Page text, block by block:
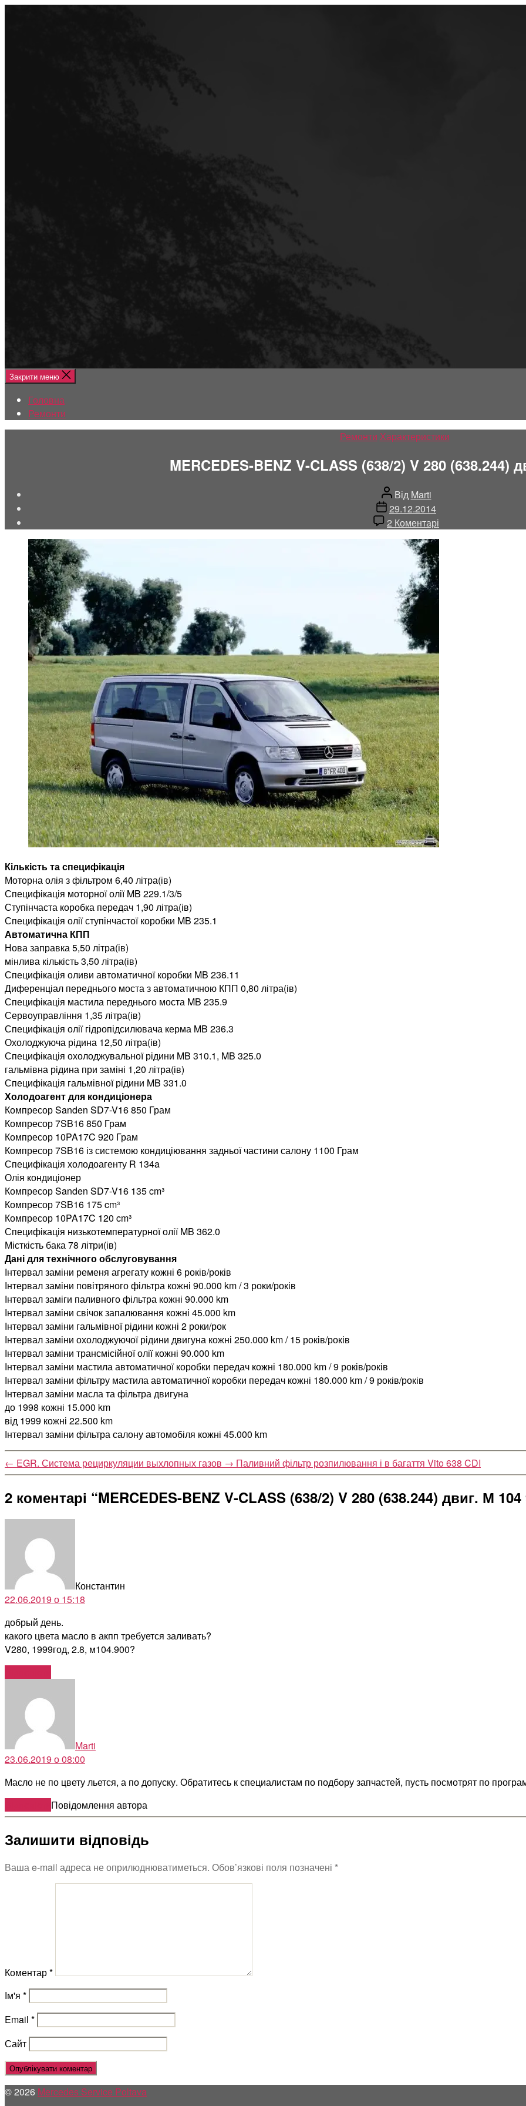
Закрити меню
Головна
Ремонти
Категорії
Ремонти Характеристики
MERCEDES-BENZ V-CLASS (638/2) V 280 (638.244)
Автор
запису
Від Marti
Дата
запису
29.12.2014
2 Коментарі
V-
(638/2)
М
104
900
Кількість та специфікація
Моторна олія з фільтром 6,40 літра(ів)
Специфікація моторної олії MB 229.1/3/5
Ступінчаста коробка передач 1,90 літра(ів)
Специфікація олії ступінчастої коробки MB 235.1
Автоматична КПП
Нова заправка 5,50 літра(ів)
мінлива кількість 3,50 літра(ів)
Специфікація оливи автоматичної коробки MB 236.11
Диференціал переднього моста з автоматичною КПП 0,80 літра(ів)
Специфікація мастила переднього моста MB 235.9
Сервоуправління 1,35 літра(ів)
Специфікація олії гідропідсилювача керма MB 236.3
Охолоджуюча рідина 12,50 літра(ів)
Специфікація охолоджувальної рідини MB 310.1, MB 325.0
гальмівна рідина при заміні 1,20 літра(ів)
Специфікація гальмівної рідини MB 331.0
Холодоагент для кондиціонера
Компресор Sanden SD7-V16 850 Грам
Компресор 7SB16 850 Грам
Компресор 10PA17C 920 Грам
Компресор 7SB16 із системою кондиціювання задньої частини салону 1100 Грам
Специфікація холодоагенту R 134a
Олія кондиціонер
Компресор Sanden SD7-V16 135 cm³
Компресор 7SB16 175 cm³
Компресор 10PA17C 120 cm³
Специфікація низькотемпературної олії MB 362.0
Місткість бака 78 літри(ів)
Дані для технічного обслуговування
Інтервал заміни ременя агрегату кожні 6 років/років
Інтервал заміни повітряного фільтра кожні 90.000 km / 3 роки/років
Інтервал заміги паливного фільтра кожні 90.000 km
Інтервал заміни свічок запалювання кожні 45.000 km
Інтервал заміни гальмівної рідини кожні 2 роки/рок
Інтервал заміни охолоджуючої рідини двигуна кожні 250.000 km / 15 років/років
Інтервал заміни трансмісійної олії кожні 90.000 km
Інтервал заміни мастила автоматичної коробки передач кожні 180.000 km / 9 років/років
Інтервал заміни фільтру мастила автоматичної коробки передач кожні 180.000 km / 9 років/років
Інтервал заміни масла та фільтра двигуна
до 1998 кожні 15.000 km
від 1999 кожні 22.500 km
Інтервал заміни фільтра салону автомобіля кожні 45.000 km
← EGR. Система рециркуляции выхлопных газов → Паливний фільтр розпилювання і в багаття Vito 638 CDI
2 коментарі “MERCEDES-BENZ V-CLASS (638/2) V 280 (638.244) двиг. М 104
Константин
22.06.2019 о 15:18
добрый день.
какого цвета масло в акпп требуется заливать?
V280, 1999год, 2.8, м104.900?
Marti
23.06.2019 о 08:00
Масло не по цвету льется, а по допуску. Обратитесь к специалистам по подбору запчастей, пусть посмотрят по
Повідомлення автора
Залишити відповідь
Ваша e-mail адреса не оприлюднюватиметься. Обов’язкові поля позначені *
Коментар*
Ім'я *
Email *
Сайт
© 2026 Mercedes Service Poltava